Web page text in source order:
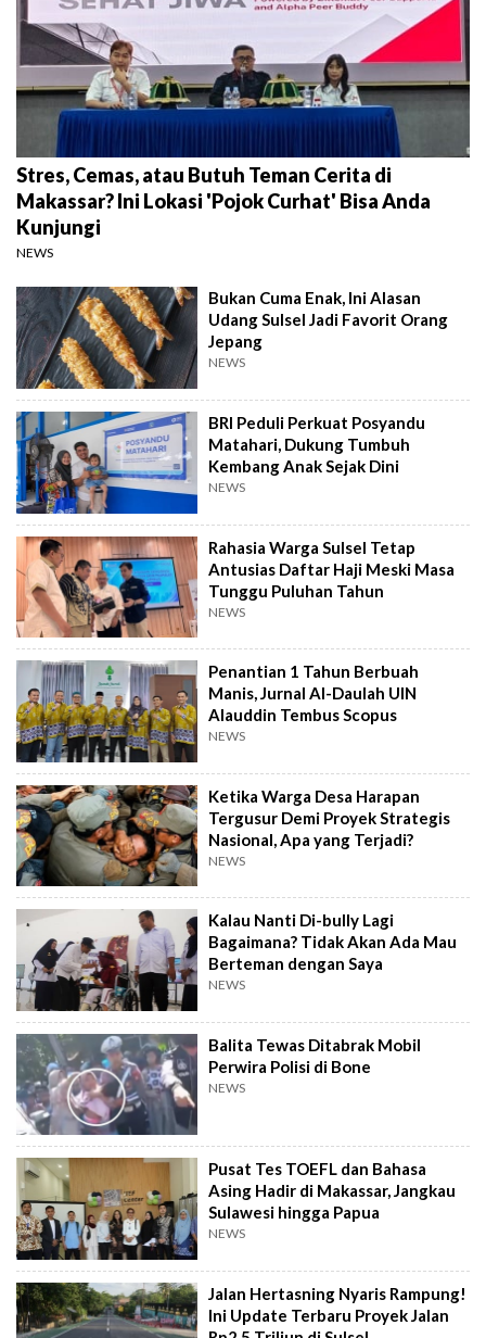
Stres, Cemas, atau Butuh Teman Cerita di
Makassar? Ini Lokasi 'Pojok Curhat' Bisa Anda
Kunjungi
NEWS
Bukan Cuma Enak, Ini Alasan
Udang Sulsel Jadi Favorit Orang
Jepang
NEWS
BRI Peduli Perkuat Posyandu
Matahari, Dukung Tumbuh
Kembang Anak Sejak Dini
NEWS
Rahasia Warga Sulsel Tetap
Antusias Daftar Haji Meski Masa
Tunggu Puluhan Tahun
NEWS
Penantian 1 Tahun Berbuah
Manis, Jurnal Al-Daulah UIN
Alauddin Tembus Scopus
NEWS
Ketika Warga Desa Harapan
Tergusur Demi Proyek Strategis
Nasional, Apa yang Terjadi?
NEWS
Kalau Nanti Di-bully Lagi
Bagaimana? Tidak Akan Ada Mau
Berteman dengan Saya
NEWS
Balita Tewas Ditabrak Mobil
Perwira Polisi di Bone
NEWS
Pusat Tes TOEFL dan Bahasa
Asing Hadir di Makassar, Jangkau
Sulawesi hingga Papua
NEWS
Jalan Hertasning Nyaris Rampung!
Ini Update Terbaru Proyek Jalan